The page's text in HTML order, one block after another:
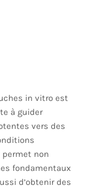
in vitro est
à guider
vers des
permet non
fondamentaux
d’obtenir des